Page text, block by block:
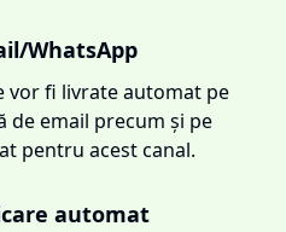
WhatsApp
vor fi livrate automat pe
de email precum și pe
pentru acest canal.
automat